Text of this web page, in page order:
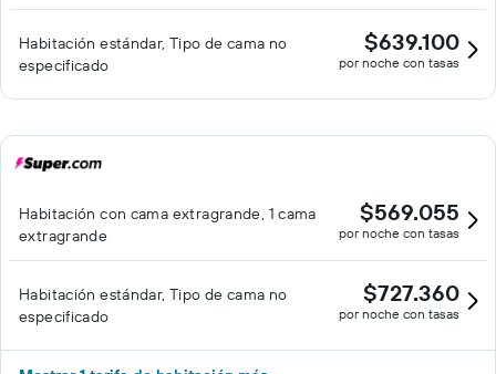
Habitación estándar, Tipo de cama no
especificado
$639.100
por noche con tasas
Habitación con cama extragrande, 1 cama
extragrande
$569.055
por noche con tasas
Habitación estándar, Tipo de cama no
especificado
$727.360
por noche con tasas